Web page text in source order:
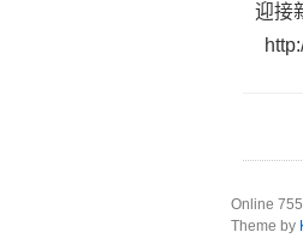
迎接
Online
Theme by